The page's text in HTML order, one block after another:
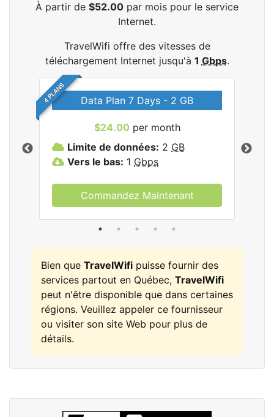
À partir de $52.00 par mois pour le service
Internet.
TravelWifi offre des vitesses de
téléchargement Internet jusqu'à 1 Gbps.
4 PLANS Data Plan 7 Days - 2 GB
$24.00 per month
Limite de données: 2 GB
Vers le bas: 1 Gbps
Commandez Maintenant
Bien que TravelWifi puisse fournir des
services partout en Québec, TravelWifi
peut n'être disponible que dans certaines
régions. Veuillez appeler ce fournisseur
ou visiter son site Web pour plus de
détails.